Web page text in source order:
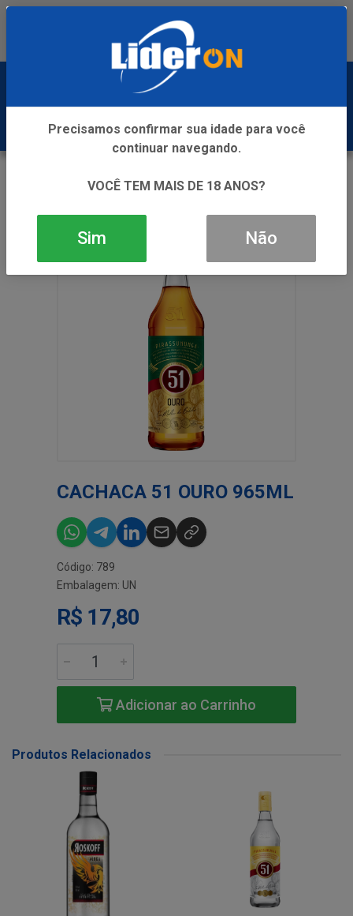
CACHACA
CACHACA 51 OURO 965ML
Código: 789
Embalagem: UN
R$ 17,80
Adicionar ao Carrinho
Produtos Relacionados
Precisamos confirmar sua idade para você
continuar navegando.
VOCÊ TEM MAIS DE 18 ANOS?
Sim Não